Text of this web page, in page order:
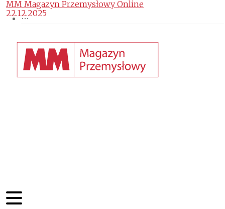
MM Magazyn Przemysłowy Online
22.12.2025